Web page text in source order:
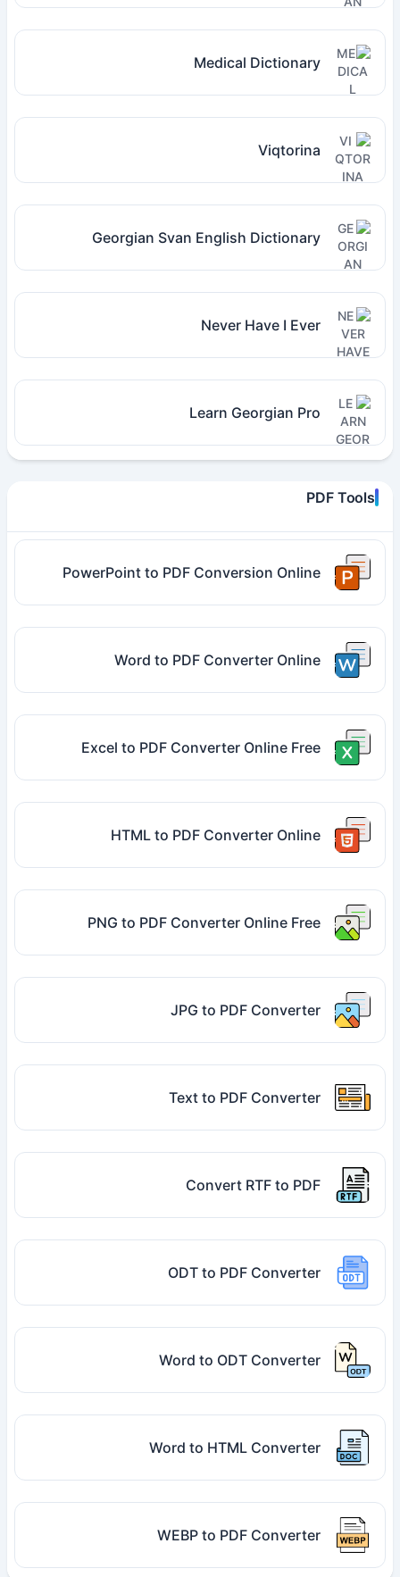
Medical Dictionary
Viqtorina
Georgian Svan English Dictionary
Never Have I Ever
Learn Georgian Pro
PDF Tools
PowerPoint to PDF Conversion Online
Word to PDF Converter Online
Excel to PDF Converter Online Free
HTML to PDF Converter Online
PNG to PDF Converter Online Free
JPG to PDF Converter
Text to PDF Converter
Convert RTF to PDF
ODT to PDF Converter
Word to ODT Converter
Word to HTML Converter
WEBP to PDF Converter